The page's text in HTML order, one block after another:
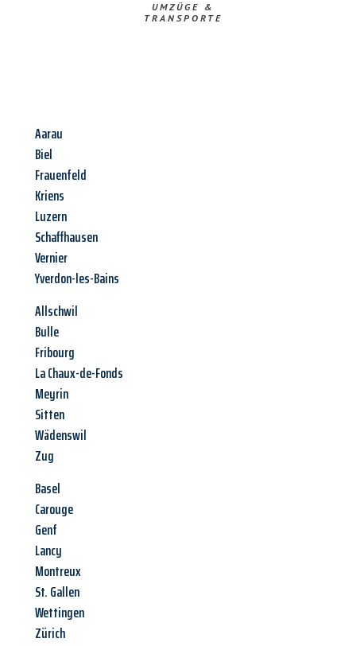
UMZÜGE &
TRANSPORTE
Aarau
Biel
Frauenfeld
Kriens
Luzern
Schaffhausen
Vernier
Yverdon-les-Bains
Allschwil
Bulle
Fribourg
La Chaux-de-Fonds
Meyrin
Sitten
Wädenswil
Zug
Basel
Carouge
Genf
Lancy
Montreux
St. Gallen
Wettingen
Zürich